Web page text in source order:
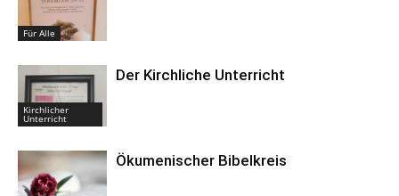
Für Alle
Kirchlicher
Unterricht
Der Kirchliche Unterricht
Ökumenischer Bibelkreis